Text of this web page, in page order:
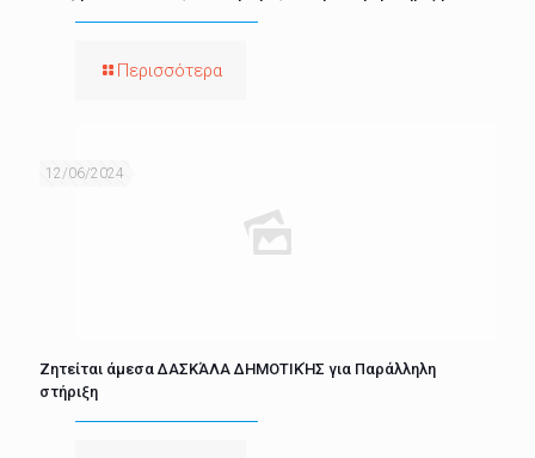
Περισσότερα
12/06/2024
Ζητείται άμεσα ΔΑΣΚΆΛΑ ΔΗΜΟΤΙΚΉΣ για Παράλληλη
στήριξη